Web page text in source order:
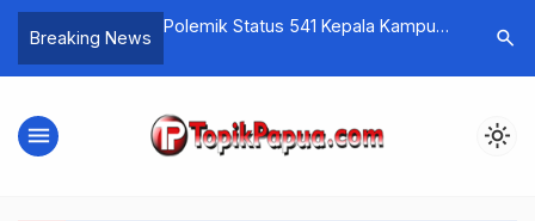
Breaking News
Status 541 Kepala Kampung
Hosea Genongga :
Kampung yang Direstui
Batas waktu Jam 2 kurang Efektif,
sore
search
menu light_mode